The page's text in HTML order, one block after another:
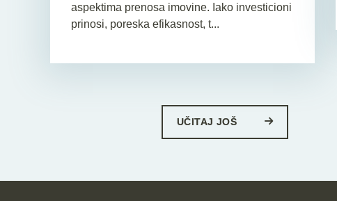
aspektima prenosa imovine. Iako investicioni
prinosi, poreska efikasnost, t...
UČITAJ JOŠ